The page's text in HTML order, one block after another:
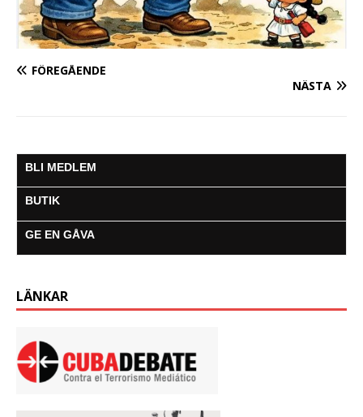
FÖREGÅENDE
NÄSTA
BLI MEDLEM
BUTIK
GE EN GÅVA
LÄNKAR